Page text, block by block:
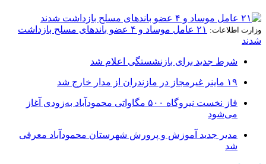
وزارت اطلاعات:
۲۱ عامل موساد و ۴ عضو باند‌های مسلح بازداشت
شدند
شرط جدید برای بازنشستگی اعلام شد
۱۹ ماینر غیرمجاز در مازندران از مدار خارج شد
فاز نخست نیروگاه ۵۰۰ مگاواتی محمودآباد به‌زودی آغاز
می‌شود
مدیر جدید آموزش و پرورش شهرستان محمودآباد معرفی
شد